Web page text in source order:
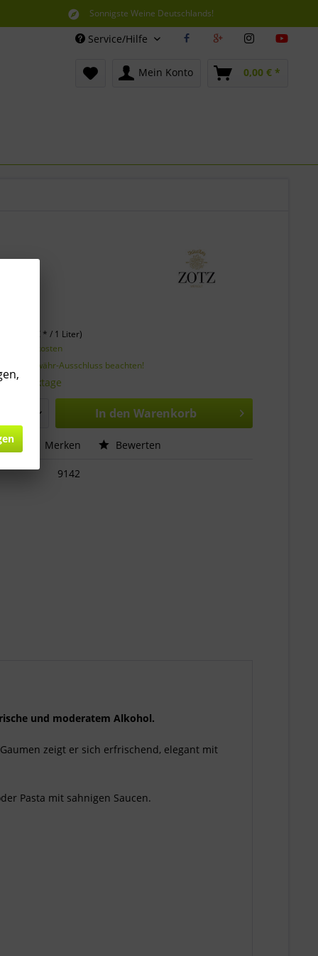
Sonnigste Weine Deutschlands!
Aus den südlichsten Spitzenlagen
Service/Hilfe
Mein Konto 0,00 € *
11,33 € * / 1 Liter)
Versandkosten
Ausschluss beachten!
3 Werktage
In den Warenkorb
Merken Bewerten
9142
und moderatem Alkohol.
zeigt er sich erfrischend, elegant mit
Pasta mit sahnigen Saucen.